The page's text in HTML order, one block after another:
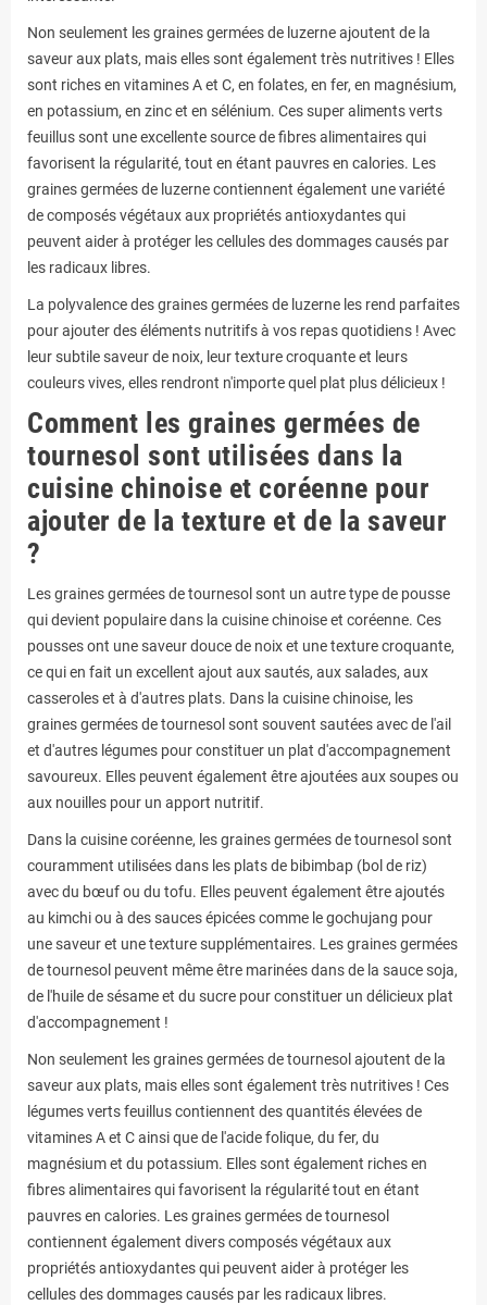
Non seulement les graines germées de luzerne ajoutent de la
saveur aux plats, mais elles sont également très nutritives ! Elles
sont riches en vitamines A et C, en folates, en fer, en magnésium,
en potassium, en zinc et en sélénium. Ces super aliments verts
feuillus sont une excellente source de fibres alimentaires qui
favorisent la régularité, tout en étant pauvres en calories. Les
graines germées de luzerne contiennent également une variété
de composés végétaux aux propriétés antioxydantes qui
peuvent aider à protéger les cellules des dommages causés par
les radicaux libres.
La polyvalence des graines germées de luzerne les rend parfaites
pour ajouter des éléments nutritifs à vos repas quotidiens ! Avec
leur subtile saveur de noix, leur texture croquante et leurs
couleurs vives, elles rendront n'importe quel plat plus délicieux !
Comment les graines germées de
tournesol sont utilisées dans la
cuisine chinoise et coréenne pour
ajouter de la texture et de la saveur
?
Les graines germées de tournesol sont un autre type de pousse
qui devient populaire dans la cuisine chinoise et coréenne. Ces
pousses ont une saveur douce de noix et une texture croquante,
ce qui en fait un excellent ajout aux sautés, aux salades, aux
casseroles et à d'autres plats. Dans la cuisine chinoise, les
graines germées de tournesol sont souvent sautées avec de l'ail
et d'autres légumes pour constituer un plat d'accompagnement
savoureux. Elles peuvent également être ajoutées aux soupes ou
aux nouilles pour un apport nutritif.
Dans la cuisine coréenne, les graines germées de tournesol sont
couramment utilisées dans les plats de bibimbap (bol de riz)
avec du bœuf ou du tofu. Elles peuvent également être ajoutés
au kimchi ou à des sauces épicées comme le gochujang pour
une saveur et une texture supplémentaires. Les graines germées
de tournesol peuvent même être marinées dans de la sauce soja,
de l'huile de sésame et du sucre pour constituer un délicieux plat
d'accompagnement !
Non seulement les graines germées de tournesol ajoutent de la
saveur aux plats, mais elles sont également très nutritives ! Ces
légumes verts feuillus contiennent des quantités élevées de
vitamines A et C ainsi que de l'acide folique, du fer, du
magnésium et du potassium. Elles sont également riches en
fibres alimentaires qui favorisent la régularité tout en étant
pauvres en calories. Les graines germées de tournesol
contiennent également divers composés végétaux aux
propriétés antioxydantes qui peuvent aider à protéger les
cellules des dommages causés par les radicaux libres.